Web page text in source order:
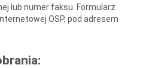
lub numer faksu. Formularz
OSP, pod adresem